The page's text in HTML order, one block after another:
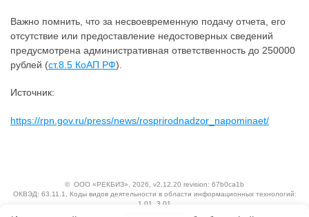
Важно помнить, что за несвоевременную подачу отчета, его
отсутствие или предоставление недостоверных сведений
предусмотрена административная ответственность до 250000
рублей (ст.8.5 КоАП РФ).
Источник:
https://rpn.gov.ru/press/news/rosprirodnadzor_napominaet/
© ООО «РЕКБИЗ» , 2026, v2.12.20 revision: 67b0ca1b
ОКВЭД: 63.11.1, Коды видов деятельности в области информационных технологий:
1.01, 3.01